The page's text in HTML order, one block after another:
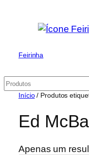
Feirinha
Pesquisar
Início/ Produtos
Ed
Apenas um